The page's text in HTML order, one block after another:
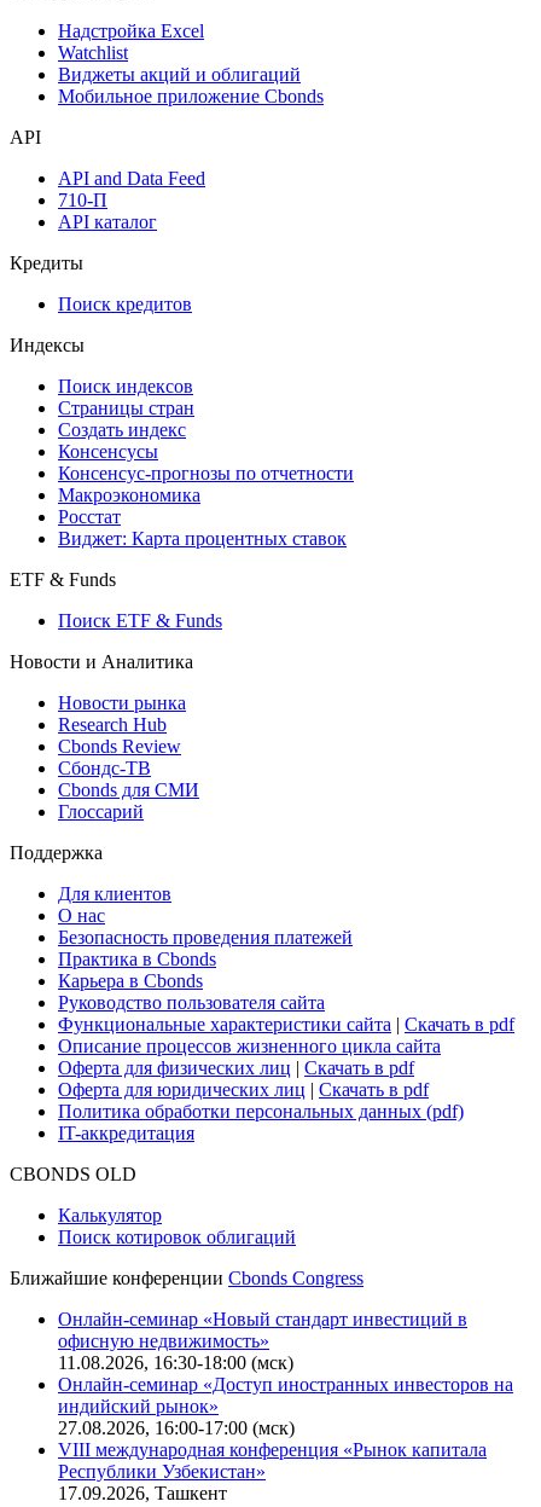
Календарь инвестора
Инструментарий
Мобильное приложение Cbonds
API
API and Data Feed
API каталог
Кредиты
Поиск кредитов
Индексы
Поиск индексов
Страницы стран
Создать индекс
Консенсусы
Макроэкономика
Виджет: Карта процентных ставок
ETF & Funds
Поиск ETF & Funds
Новости и Аналитика
Новости рынка
Research Hub
Сбондс-ТВ
Глоссарий
Поддержка
Для клиентов
О нас
Безопасность проведения платежей
Практика в Cbonds
Карьера в Cbonds
Руководство пользователя сайта
Функциональные характеристики сайта|Скачать в pdf
Описание процессов жизненного цикла сайта
Оферта для юридических лиц
IT-аккредитация
Поиск котировок облигаций
Ближайшие конференцииCbonds Congress
Онлайн-семинар «Новый стандарт инвестиций в
офисную недвижимость»
11.08.2026, 16:30-18:00 (мск)
Онлайн-семинар «Доступ иностранных инвесторов на
индийский рынок»